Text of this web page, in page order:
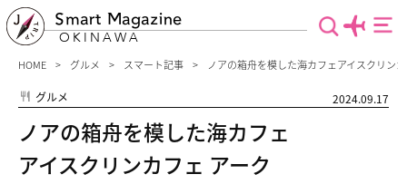
Smart Magazine
OKINAWA
HOME グルメ スマート記事 ノアの箱舟を模した海カフェアイスクリン
グルメ 2024.09.17
ノアの箱舟を模した海カフェ
アイスクリンカフェ アーク